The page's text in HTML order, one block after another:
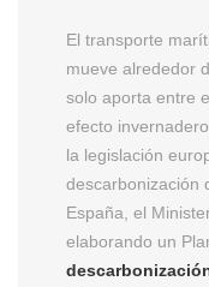
El transporte
mueve alrededor
solo aporta entre
efecto
la legislación
descarbonización
España, el
elaborando un